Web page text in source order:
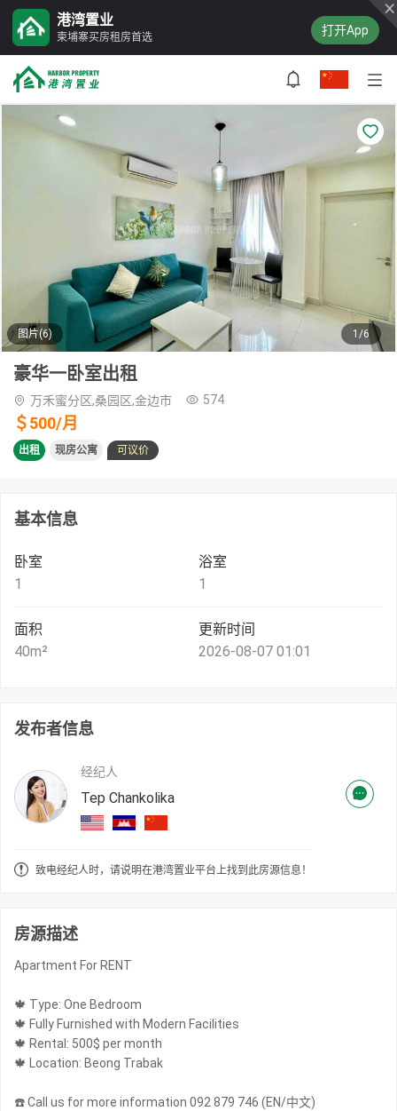
港湾置业
柬埔寨买房租房首选 打开App
图片(6) 1/6
豪华一卧室出租
万禾蜜分区,桑园区,金边市 574
＄500/月
出租 现房公寓 可议价
基本信息
卧室
1
浴室
1
面积
40m²
更新时间
2026-08-07 01:01
发布者信息
经纪人
Tep Chankolika
致电经纪人时，请说明在港湾置业平台上找到此房源信息！
房源描述
Apartment For RENT
🍁 Type: One Bedroom
🍁 Fully Furnished with Modern Facilities
🍁 Rental: 500$ per month
🍁 Location: Beong Trabak
☎️ Call us for more information 092 879 746 (EN/中文)